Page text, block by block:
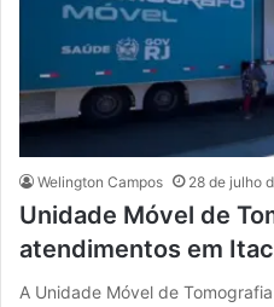
Welington Campos 28 de julho
Unidade Móvel de
atendimentos em
A Unidade Móvel de